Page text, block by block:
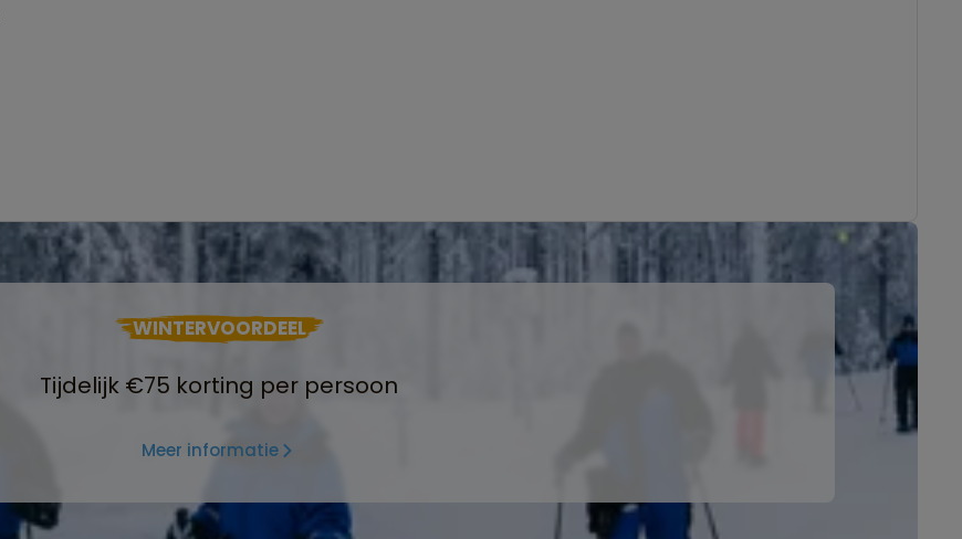
WINTERVOORDEEL
Tijdelijk €75 korting per persoon
Meer informatie